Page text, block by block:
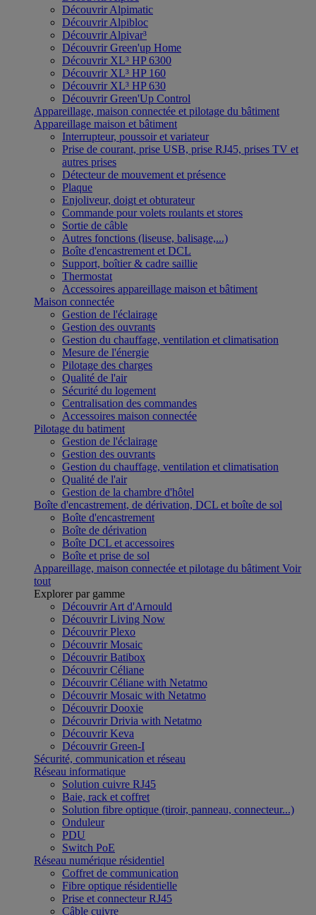
Découvrir Alpimatic
Découvrir Alpibloc
Découvrir Alpivar³
Découvrir Green'up Home
Découvrir XL³ HP 6300
Découvrir XL³ HP 160
Découvrir XL³ HP 630
Découvrir Green'Up Control
Appareillage, maison connectée et pilotage du bâtiment
Appareillage maison et bâtiment
Interrupteur, poussoir et variateur
Prise de courant, prise USB, prise RJ45, prises TV et
autres prises
Détecteur de mouvement et présence
Plaque
Enjoliveur, doigt et obturateur
Commande pour volets roulants et stores
Sortie de câble
Autres fonctions (liseuse, balisage,...)
Boîte d'encastrement et DCL
Support, boîtier & cadre saillie
Thermostat
Accessoires appareillage maison et bâtiment
Maison connectée
Gestion de l'éclairage
Gestion des ouvrants
Gestion du chauffage, ventilation et climatisation
Mesure de l'énergie
Pilotage des charges
Qualité de l'air
Sécurité du logement
Centralisation des commandes
Accessoires maison connectée
Pilotage du batiment
Gestion de l'éclairage
Gestion des ouvrants
Gestion du chauffage, ventilation et climatisation
Qualité de l'air
Gestion de la chambre d'hôtel
Boîte d'encastrement, de dérivation, DCL et boîte de sol
Boîte d'encastrement
Boîte de dérivation
Boîte DCL et accessoires
Boîte et prise de sol
Appareillage, maison connectée et pilotage du bâtiment Voir
tout
Explorer par gamme
Découvrir Art d'Arnould
Découvrir Living Now
Découvrir Plexo
Découvrir Mosaic
Découvrir Batibox
Découvrir Céliane
Découvrir Céliane with Netatmo
Découvrir Mosaic with Netatmo
Découvrir Dooxie
Découvrir Drivia with Netatmo
Découvrir Keva
Découvrir Green-I
Sécurité, communication et réseau
Réseau informatique
Solution cuivre RJ45
Baie, rack et coffret
Solution fibre optique (tiroir, panneau, connecteur...)
Onduleur
PDU
Switch PoE
Réseau numérique résidentiel
Coffret de communication
Fibre optique résidentielle
Prise et connecteur RJ45
Câble cuivre